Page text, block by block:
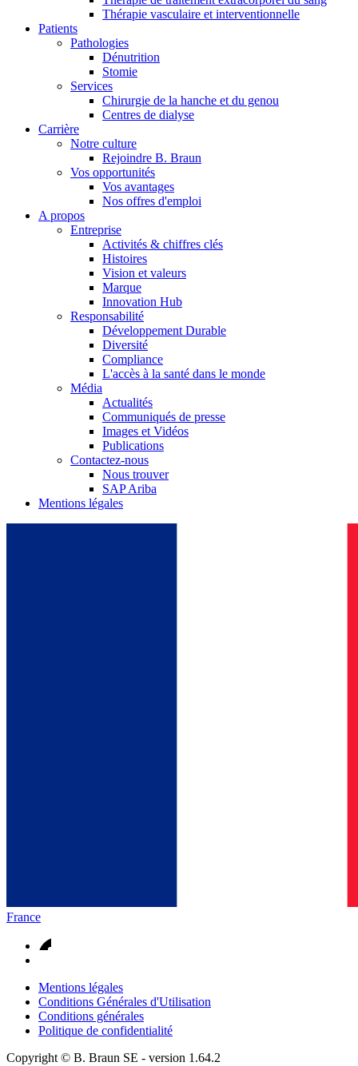
En dialogue avec B. Braun. Contactez-nous.
Thérapie vasculaire et interventionnelle
Patients
Pathologies
Dénutrition
Stomie
Services
Chirurgie de la hanche et du genou
Centres de dialyse
Carrière
Notre culture
Rejoindre B. Braun
Vos opportunités
Vos avantages
Nos offres d'emploi
A propos
Entreprise
Activités & chiffres clés
Histoires
Vision et valeurs
Marque
Innovation Hub
Responsabilité
Développement Durable
Diversité
Compliance
L'accès à la santé dans le monde
Média
Actualités
Communiqués de presse
Images et Vidéos
Publications
Contactez-nous
Nous trouver
SAP Ariba
Mentions légales
France
Mentions légales
Conditions Générales d'Utilisation
Conditions générales
Politique de confidentialité
Copyright © B. Braun SE - version 1.64.2